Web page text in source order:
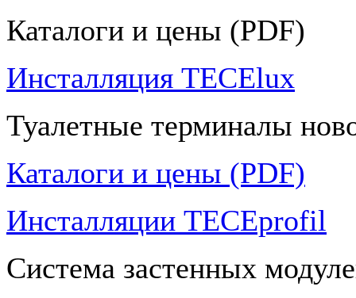
Каталоги и цены (PDF)
Инсталляция TECElux
Туалетные терминалы
Каталоги и цены (PDF)
Инсталляции TECEprofil
Система застенных